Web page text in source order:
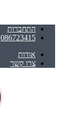
התחברות
086723415
אודות
צרו קשר